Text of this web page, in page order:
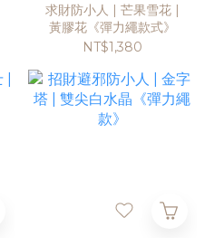
求財防小人 | 芒果雪花 |
黃膠花《彈力繩款式》
NT$1,380